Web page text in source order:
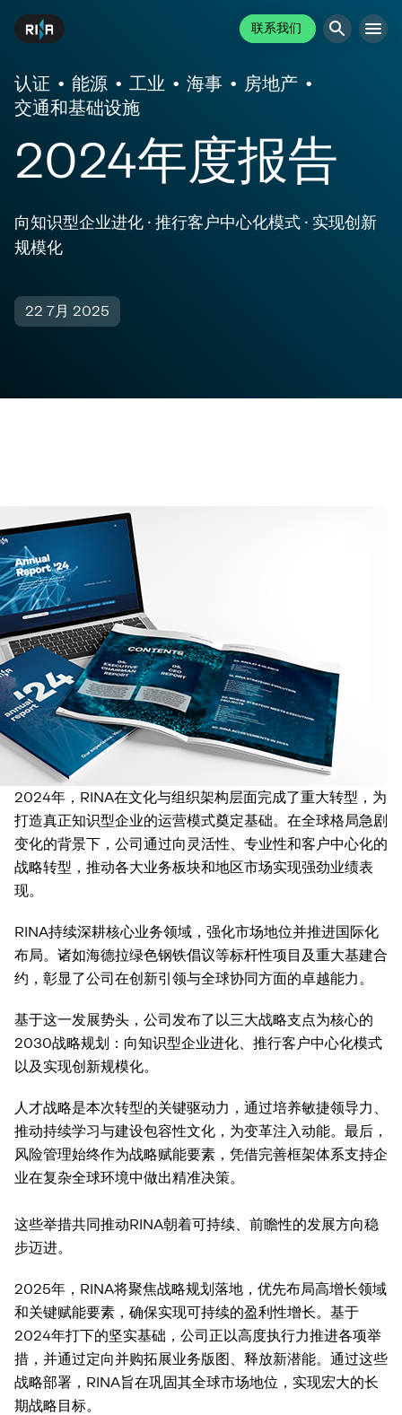
联系我们
认证 能源 工业 海事
房地产
交通和基础设施
2024年度报告
向知识型企业进化 · 推行客户中心化模式 · 实现创新
规模化
22 7月 2025
2024年，RINA在文化与组织架构层面完成了重大转型，为
打造真正知识型企业的运营模式奠定基础。在全球格局急剧
变化的背景下，公司通过向灵活性、专业性和客户中心化的
战略转型，推动各大业务板块和地区市场实现强劲业绩表
现。
RINA持续深耕核心业务领域，强化市场地位并推进国际化
布局。诸如海德拉绿色钢铁倡议等标杆性项目及重大基建合
约，彰显了公司在创新引领与全球协同方面的卓越能力。
基于这一发展势头，公司发布了以三大战略支点为核心的
2030战略规划：向知识型企业进化、推行客户中心化模式
以及实现创新规模化。
人才战略是本次转型的关键驱动力，通过培养敏捷领导力、
推动持续学习与建设包容性文化，为变革注入动能。最后，
风险管理始终作为战略赋能要素，凭借完善框架体系支持企
业在复杂全球环境中做出精准决策。
这些举措共同推动RINA朝着可持续、前瞻性的发展方向稳
步迈进。
2025年，RINA将聚焦战略规划落地，优先布局高增长领域
和关键赋能要素，确保实现可持续的盈利性增长。基于
2024年打下的坚实基础，公司正以高度执行力推进各项举
措，并通过定向并购拓展业务版图、释放新潜能。通过这些
战略部署，RINA旨在巩固其全球市场地位，实现宏大的长
期战略目标。